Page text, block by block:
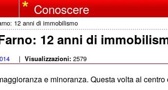
Conoscere
12 anni di immobilismo
12 anni di
| Visualizzazioni:2579
e minoranza. Questa volta al